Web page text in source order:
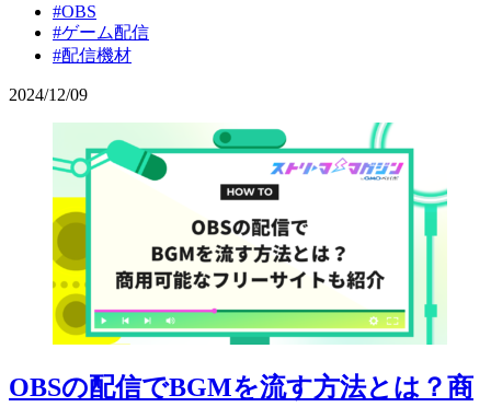
#OBS
#ゲーム配信
#配信機材
2024/12/09
OBSの配信でBGMを流す方法とは？商